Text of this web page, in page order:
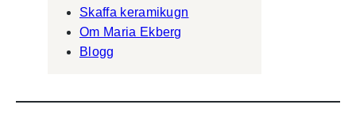
Skaffa keramikugn
Om Maria Ekberg
Blogg